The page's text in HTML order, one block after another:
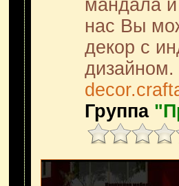
мандала
нас Вы
декор с
дизайном.
Группа